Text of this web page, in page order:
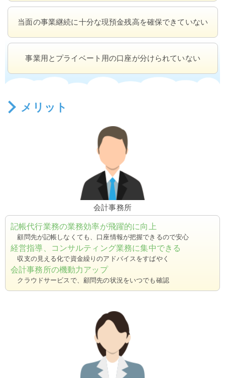
当面の事業継続に十分な現預金残高を確保できていない
事業用とプライベート用の口座が分けられていない
メリット
会計事務所
記帳代行業務の業務効率が飛躍的に向上
顧問先が記帳しなくても、口座情報が把握できるので安心
経営指導、コンサルティング業務に集中できる
収支の見える化で資金繰りのアドバイスをすばやく
会計事務所の機動力アップ
クラウドサービスで、顧問先の状況をいつでも確認